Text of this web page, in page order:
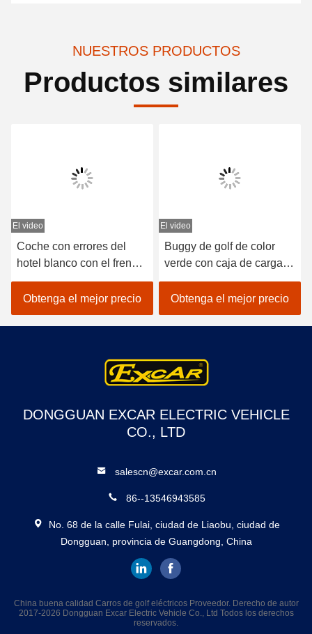
NUESTROS PRODUCTOS
Productos similares
El video
Coche con errores del
hotel blanco con el freno
electromágnetico del
motor de la marca del
ADC
Obtenga el mejor precio
El video
Buggy de golf de color
verde con caja de carga
de aluminio
Obtenga el mejor precio
DONGGUAN EXCAR ELECTRIC VEHICLE
CO., LTD
salescn@excar.com.cn
86--13546943585
No. 68 de la calle Fulai, ciudad de Liaobu, ciudad de
Dongguan, provincia de Guangdong, China
China buena calidad Carros de golf eléctricos Proveedor. Derecho de autor
2017-2026 Dongguan Excar Electric Vehicle Co., Ltd Todos los derechos
reservados.